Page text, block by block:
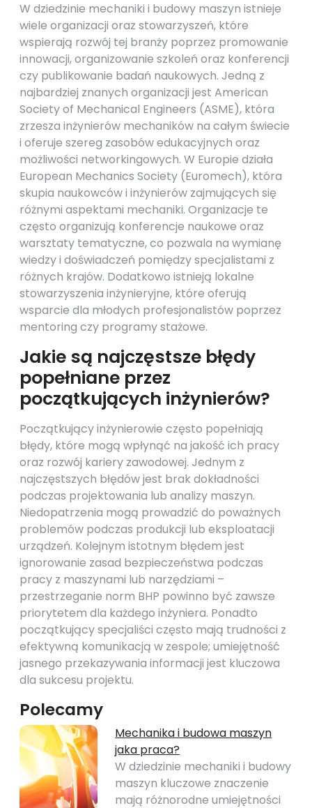
W dziedzinie mechaniki i budowy maszyn istnieje
wiele organizacji oraz stowarzyszeń, które
wspierają rozwój tej branży poprzez promowanie
innowacji, organizowanie szkoleń oraz konferencji
czy publikowanie badań naukowych. Jedną z
najbardziej znanych organizacji jest American
Society of Mechanical Engineers (ASME), która
zrzesza inżynierów mechaników na całym świecie
i oferuje szereg zasobów edukacyjnych oraz
możliwości networkingowych. W Europie działa
European Mechanics Society (Euromech), która
skupia naukowców i inżynierów zajmujących się
różnymi aspektami mechaniki. Organizacje te
często organizują konferencje naukowe oraz
warsztaty tematyczne, co pozwala na wymianę
wiedzy i doświadczeń pomiędzy specjalistami z
różnych krajów. Dodatkowo istnieją lokalne
stowarzyszenia inżynieryjne, które oferują
wsparcie dla młodych profesjonalistów poprzez
mentoring czy programy stażowe.
Jakie są najczęstsze błędy
popełniane przez
początkujących inżynierów?
Początkujący inżynierowie często popełniają
błędy, które mogą wpłynąć na jakość ich pracy
oraz rozwój kariery zawodowej. Jednym z
najczęstszych błędów jest brak dokładności
podczas projektowania lub analizy maszyn.
Niedopatrzenia mogą prowadzić do poważnych
problemów podczas produkcji lub eksploatacji
urządzeń. Kolejnym istotnym błędem jest
ignorowanie zasad bezpieczeństwa podczas
pracy z maszynami lub narzędziami –
przestrzeganie norm BHP powinno być zawsze
priorytetem dla każdego inżyniera. Ponadto
początkujący specjaliści często mają trudności z
efektywną komunikacją w zespole; umiejętność
jasnego przekazywania informacji jest kluczowa
dla sukcesu projektu.
Polecamy
Mechanika i budowa maszyn
jaka praca?
W dziedzinie mechaniki i budowy
maszyn kluczowe znaczenie
mają różnorodne umiejętności